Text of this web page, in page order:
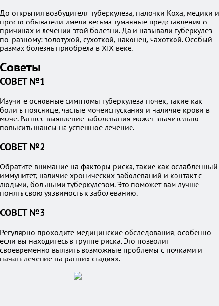
До открытия возбудителя туберкулеза, палочки Коха, медики и
просто обыватели имели весьма туманные представления о
причинах и лечении этой болезни. Да и называли туберкулез
по-разному: золотухой, сухоткой, наконец, чахоткой. Особый
размах болезнь приобрела в XIX веке.
Советы
СОВЕТ №1
Изучите основные симптомы туберкулеза почек, такие как
боли в пояснице, частые мочеиспускания и наличие крови в
моче. Раннее выявление заболевания может значительно
повысить шансы на успешное лечение.
СОВЕТ №2
Обратите внимание на факторы риска, такие как ослабленный
иммунитет, наличие хронических заболеваний и контакт с
людьми, больными туберкулезом. Это поможет вам лучше
понять свою уязвимость к заболеванию.
СОВЕТ №3
Регулярно проходите медицинские обследования, особенно
если вы находитесь в группе риска. Это позволит
своевременно выявить возможные проблемы с почками и
начать лечение на ранних стадиях.